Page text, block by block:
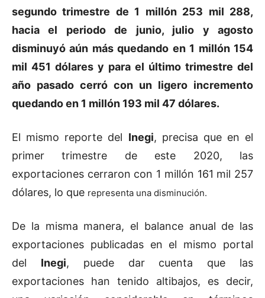
segundo trimestre de 1 millón 253 mil 288,
hacia el periodo de junio, julio y agosto
disminuyó aún más quedando en 1 millón 154
mil 451 dólares y para el último trimestre del
año pasado cerró con un ligero incremento
quedando en 1 millón 193 mil 47 dólares.
El mismo reporte del Inegi, precisa que en el
primer trimestre de este 2020, las
exportaciones cerraron con 1 millón 161 mil 257
dólares, lo que representa una disminución.
De la misma manera, el balance anual de las
exportaciones publicadas en el mismo portal
del Inegi, puede dar cuenta que las
exportaciones han tenido altibajos, es decir,